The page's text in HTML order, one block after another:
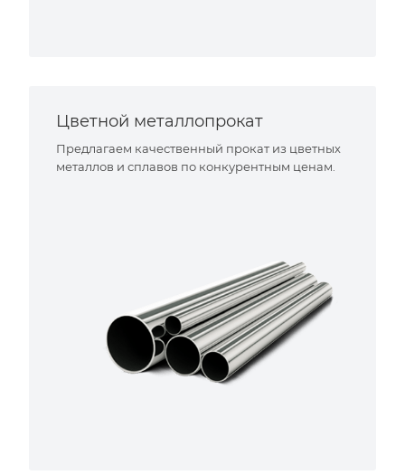
Цветной металлопрокат
Предлагаем качественный прокат из цветных
металлов и сплавов по конкурентным ценам.